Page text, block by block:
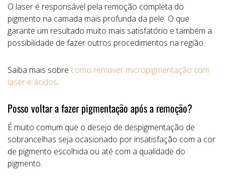
O laser é responsável pela remoção completa do
pigmento na camada mais profunda da pele. O que
garante um resultado muito mais satisfatório e também a
possibilidade de fazer outros procedimentos na região.
Saiba mais sobre como remover micropigmentação com
laser e ácidos.
Posso voltar a fazer pigmentação após a remoção?
É muito comum que o desejo de despigmentação de
sobrancelhas seja ocasionado por insatisfação com a cor
de pigmento escolhida ou até com a qualidade do
pigmento.